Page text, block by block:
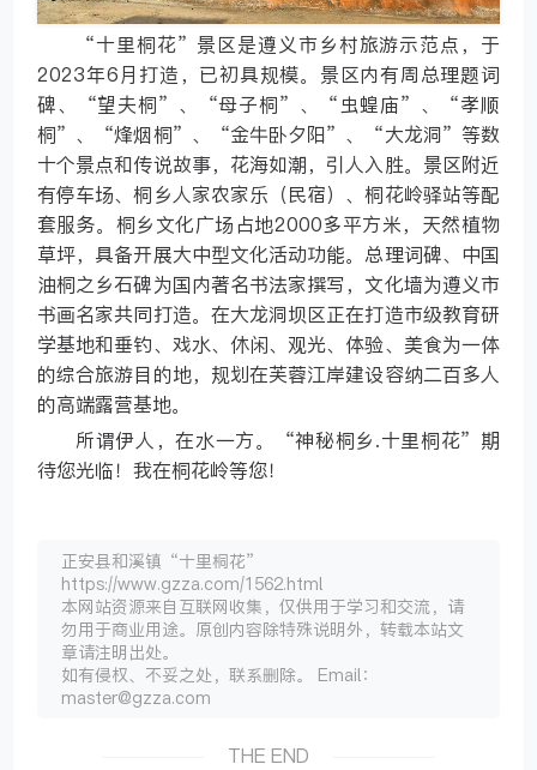
“十里桐花”景区是遵义市乡村旅游示范点，于
2023年6月打造，已初具规模。景区内有周总理题词
碑、“望夫桐”、“母子桐”、“虫蝗庙”、“孝顺
桐”、“烽烟桐”、“金牛卧夕阳”、“大龙洞”等数
十个景点和传说故事，花海如潮，引人入胜。景区附近
有停车场、桐乡人家农家乐（民宿）、桐花岭驿站等配
套服务。桐乡文化广场占地2000多平方米，天然植物
草坪，具备开展大中型文化活动功能。总理词碑、中国
油桐之乡石碑为国内著名书法家撰写，文化墙为遵义市
书画名家共同打造。在大龙洞坝区正在打造市级教育研
学基地和垂钓、戏水、休闲、观光、体验、美食为一体
的综合旅游目的地，规划在芙蓉江岸建设容纳二百多人
的高端露营基地。
所谓伊人，在水一方。“神秘桐乡.十里桐花”期
待您光临！我在桐花岭等您！
正安县和溪镇“十里桐花”
https://www.gzza.com/1562.html
本网站资源来自互联网收集，仅供用于学习和交流，请
勿用于商业用途。原创内容除特殊说明外，转载本站文
章请注明出处。
如有侵权、不妥之处，联系删除。 Email：
master@gzza.com
THE END